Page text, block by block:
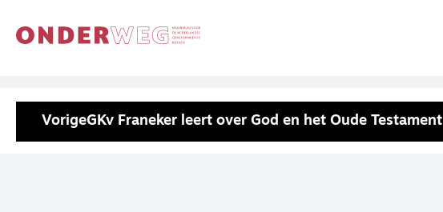
VorigeGKv Franeker leert over God en het Oude Testament